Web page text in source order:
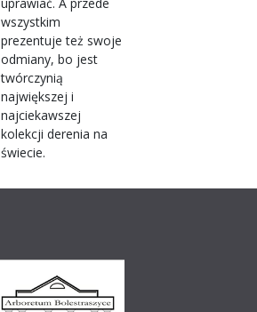
wszystkim
prezentuje też swoje
odmiany, bo jest
twórczynią
największej i
najciekawszej
kolekcji derenia na
świecie.